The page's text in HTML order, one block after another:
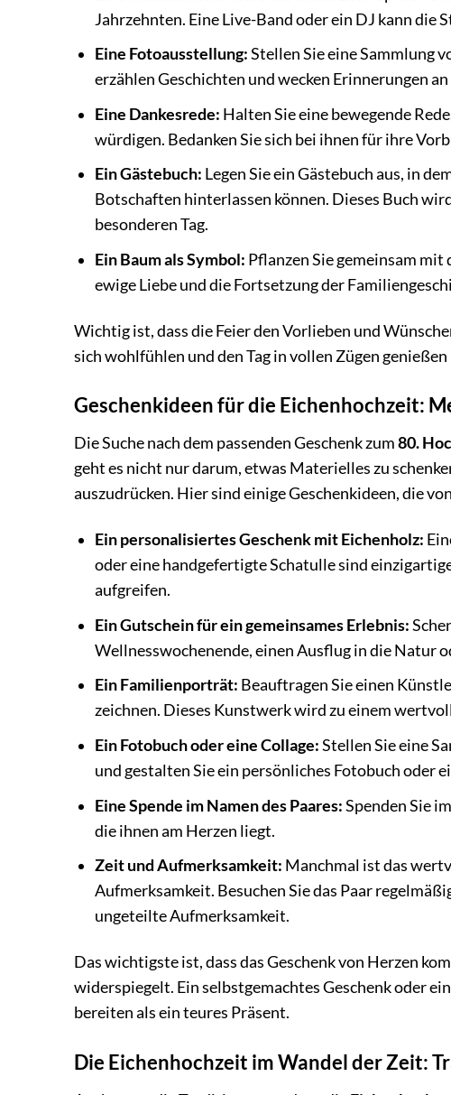
Jahrzehnten. Eine Live-Band oder ein DJ kann die
Eine Fotoausstellung:Stellen Sie eine Sammlung
erzählen Geschichten und wecken Erinnerungen
Eine Dankesrede: Halten Sie eine bewegende
würdigen. Bedanken Sie sich bei ihnen für ihre
Ein Gästebuch: Legen Sie ein Gästebuch aus, in
Botschaften hinterlassen können. Dieses Buch
besonderen Tag.
Ein Baum als Symbol: Pflanzen Sie gemeinsam mit
ewige Liebe und die Fortsetzung der
Wichtig ist, dass die Feier den Vorlieben und
sich wohlfühlen und den Tag in vollen Zügen genießen
Geschenkideen für die Eichenhochzeit:
Die Suche nach dem passenden Geschenk zum80.
geht es nicht nur darum, etwas Materielles zu
auszudrücken. Hier sind einige Geschenkideen, die
Ein personalisiertes Geschenk mit Eichenholz:
oder eine handgefertigte Schatulle sind
aufgreifen.
Ein Gutschein für ein gemeinsames Erlebnis:
Wellnesswochenende, einen Ausflug in die Natur
Ein Familienporträt: Beauftragen Sie einen
zeichnen. Dieses Kunstwerk wird zu einem
Ein Fotobuch oder eine Collage:Stellen Sie eine
und gestalten Sie ein persönliches Fotobuch oder
Eine Spende im Namen des Paares:Spenden Sie
die ihnen am Herzen liegt.
Zeit und Aufmerksamkeit: Manchmal ist das
Aufmerksamkeit. Besuchen Sie das Paar
ungeteilte Aufmerksamkeit.
Das wichtigste ist, dass das Geschenk von Herzen
widerspiegelt. Ein selbstgemachtes Geschenk oder
bereiten als ein teures Präsent.
Die Eichenhochzeit im Wandel der Zeit: